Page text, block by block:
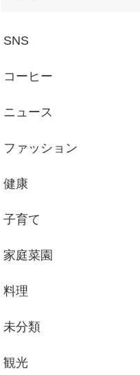
SNS
コーヒー
ニュース
ファッション
健康
子育て
家庭菜園
料理
未分類
観光